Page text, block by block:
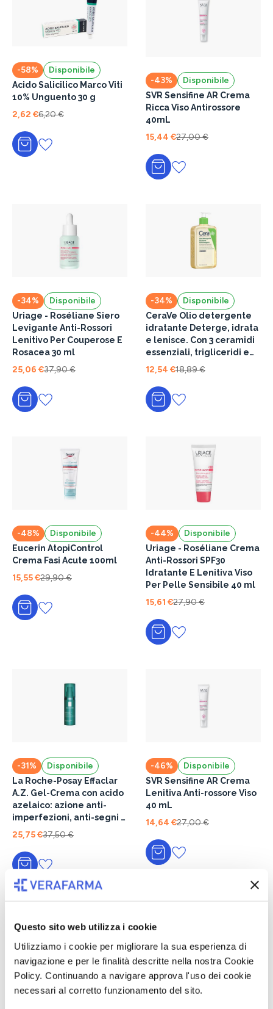
Questo sito web utilizza i cookie
Utilizziamo i cookie per migliorare la sua esperienza di
navigazione e per le finalità descritte nella nostra Cookie
Policy. Continuando a navigare approva l'uso dei cookie
necessari al corretto funzionamento del sito.
-58% Disponibile
Acido Salicilico Marco Viti
10% Unguento 30 g
2,62 €6,20 €
Aggiungi al carrello
-43% Disponibile
SVR Sensifine AR Crema
Ricca Viso Antirossore
40mL
15,44 €27,00 €
Aggiungi al carrello
-34% Disponibile
Uriage - Roséliane Siero
Levigante Anti-Rossori
Lenitivo Per Couperose E
Rosacea 30 ml
25,06 €37,90 €
Aggiungi al carrello
-34% Disponibile
CeraVe Olio detergente
idratante Deterge, idrata
e lenisce. Con 3 ceramidi
essenziali, trigliceridi e
squalene da olio di
origine vegetale 473 ml
12,54 €18,89 €
Aggiungi al carrello
-48% Disponibile
Eucerin AtopiControl
Crema Fasi Acute 100ml
15,55 €29,90 €
Aggiungi al carrello
-44% Disponibile
Uriage - Roséliane Crema
Anti-Rossori SPF30
Idratante E Lenitiva Viso
Per Pelle Sensibile 40 ml
15,61 €27,90 €
Aggiungi al carrello
-31% Disponibile
La Roche-Posay Effaclar
A.Z. Gel-Crema con acido
azelaico: azione anti-
imperfezioni, anti-segni e
anti-rughe per pelle
adulta mista, grassa o a
tendenza acneica 40ml
25,75 €37,50 €
Aggiungi al carrello
-46% Disponibile
SVR Sensifine AR Crema
Lenitiva Anti-rossore Viso
40 mL
14,64 €27,00 €
Aggiungi al carrello